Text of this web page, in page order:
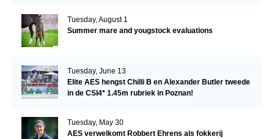
Tuesday, August 1
Summer mare and yougstock evaluations
Tuesday, June 13
Elite AES hengst Chilli B en Alexander Butler tweede
in de CSI4* 1.45m rubriek in Poznan!
Tuesday, May 30
AES verwelkomt Robbert Ehrens als fokkerij